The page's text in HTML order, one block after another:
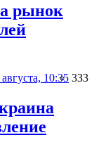
рынок
10:35 333